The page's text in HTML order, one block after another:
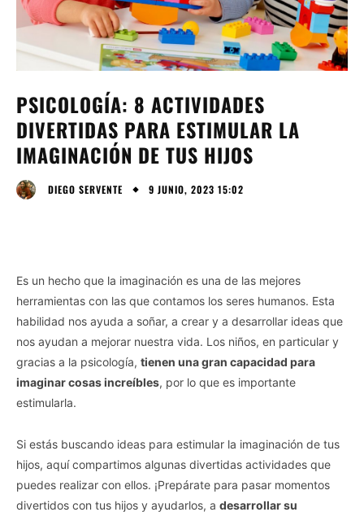
PSICOLOGÍA: 8 ACTIVIDADES
DIVERTIDAS PARA ESTIMULAR LA
IMAGINACIÓN DE TUS HIJOS
DIEGO SERVENTE 9 JUNIO, 2023 15:02
Es un hecho que la imaginación es una de las mejores
herramientas con las que contamos los seres humanos. Esta
habilidad nos ayuda a soñar, a crear y a desarrollar ideas que
nos ayudan a mejorar nuestra vida. Los niños, en particular y
gracias a la psicología, tienen una gran capacidad para
imaginar cosas increíbles, por lo que es importante
estimularla.
Si estás buscando ideas para estimular la imaginación de tus
hijos, aquí compartimos algunas divertidas actividades que
puedes realizar con ellos. ¡Prepárate para pasar momentos
divertidos con tus hijos y ayudarlos, a desarrollar su